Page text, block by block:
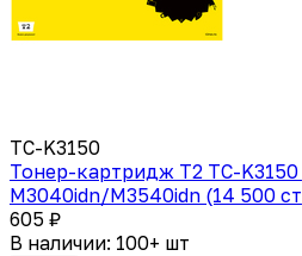
TC-K3150
Тонер-картридж T2 TC-K3150
M3040idn/M3540idn (14 500
605 ₽
В наличии: 100+ шт